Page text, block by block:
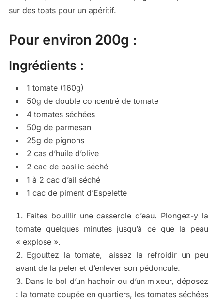
sur des toats pour un apéritif.
Pour environ 200g :
Ingrédients :
1 tomate (160g)
50g de double concentré de tomate
4 tomates séchées
50g de parmesan
25g de pignons
2 cas d’huile d’olive
2 cac de basilic séché
1 à 2 cac d’ail séché
1 cac de piment d’Espelette
Faites bouillir une casserole d’eau. Plongez-y la
tomate quelques minutes jusqu’à ce que la peau
« explose ».
Egouttez la tomate, laissez la refroidir un peu
avant de la peler et d’enlever son pédoncule.
Dans le bol d’un hachoir ou d’un mixeur, déposez
: la tomate coupée en quartiers, les tomates séchées